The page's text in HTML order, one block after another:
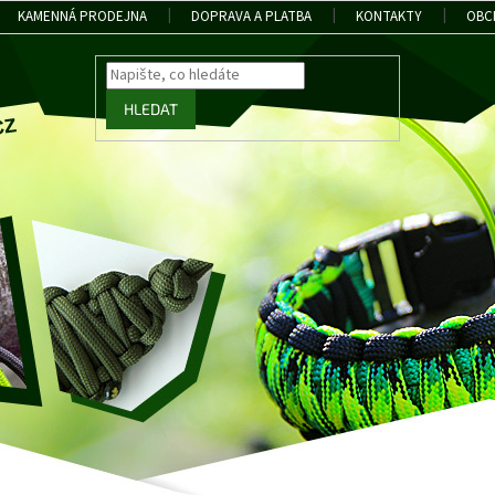
KAMENNÁ PRODEJNA DOPRAVA A PLATBA KONTAKTY
HLEDAT